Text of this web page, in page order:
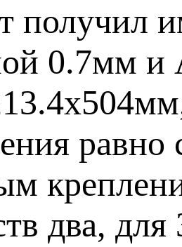
получил
0.7мм и
равно
два,